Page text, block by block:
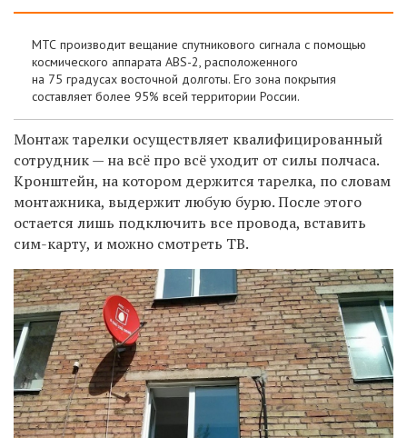
МТС производит вещание спутникового сигнала с помощью
космического аппарата ABS-2, расположенного
на 75 градусах восточной долготы. Его зона покрытия
составляет более 95% всей территории России.
Монтаж тарелки осуществляет квалифицированный
сотрудник — на всё про всё уходит от силы полчаса.
Кронштейн, на котором держится тарелка, по словам
монтажника, выдержит любую бурю. После этого
остается лишь подключить все провода, вставить
сим-карту, и можно смотреть ТВ.